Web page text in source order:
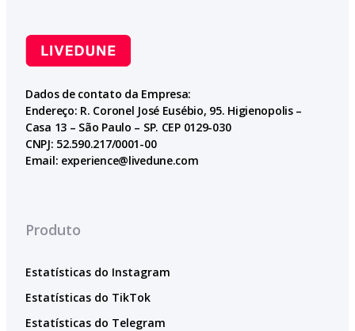
Dados de contato da Empresa:
Endereço: R. Coronel José Eusébio, 95. Higienopolis –
Casa 13 – São Paulo – SP. CEP 0129-030
CNPJ: 52.590.217/0001-00
Email: experience@livedune.com
Produto
Estatísticas do Instagram
Estatísticas do TikTok
Estatísticas do Telegram